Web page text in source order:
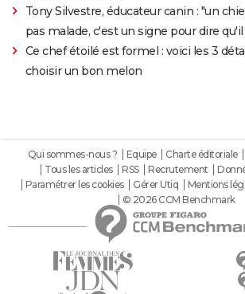
Tony Silvestre, éducateur canin : "un
pas malade, c'est un signe pour dire
Ce chef étoilé est formel : voici les 3
choisir un bon melon
Qui sommes-nous ? Equipe Charte éditoriale
Tous les articles
RSS Recrutement
Paramétrer les cookies
Gérer Utiq Mentions
© 2026 CCM Benchmark